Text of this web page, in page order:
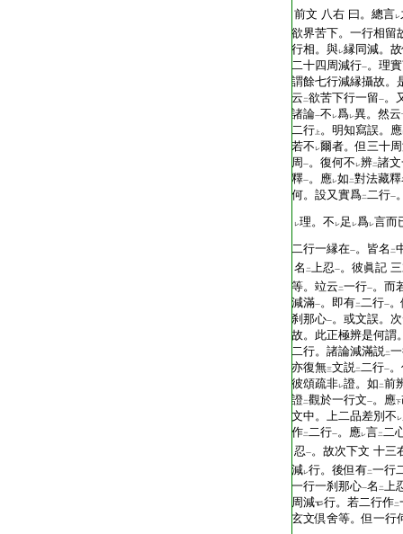
前文 八右 曰。總言レ
欲界苦下。一行相留
行相。與レ縁同減。
二十四周減行一。理
謂餘七行減縁攝故。
云 二欲苦下行一留一。
諸論一不 レ爲レ異。然云
二行 上 。明知寫誤。應
若不 レ爾者。但三十
周 一。復何不 レ辨二諸
釋一。應レ如 二對法藏
何。設又實爲二二行一
レ理。不 レ足 レ爲レ言而
二行一縁在一。皆名 二
名 二上忍一。彼眞記
等。竝云 二一行一。而
減滿一。即有二二行一
刹那心一。或文誤。
故。此正極辨是何謂
二行。諸論減滿説二
亦復無三文説二二行一
彼頌疏非レ證。如 二前
證二觀於一行文一。應下
文中。上二品差別不 レ
作二二行一。應レ言二二
忍一。故次下文 十三
減レ行。後但有二一行
一行一刹那心一名 二上
周減
行。若二行作二
玄文倶舍等。但一行